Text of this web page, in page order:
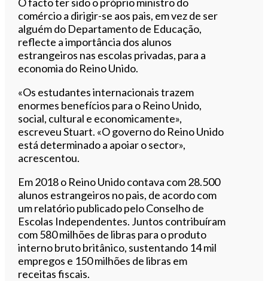
comércio a dirigir-se aos pais, em vez de ser
alguém do Departamento de Educação,
reflecte a importância dos alunos
estrangeiros nas escolas privadas, para a
economia do Reino Unido.
«Os estudantes internacionais trazem
enormes benefícios para o Reino Unido,
social, cultural e economicamente»,
escreveu Stuart. «O governo do Reino Unido
está determinado a apoiar o sector»,
acrescentou.
Em 2018 o Reino Unido contava com 28.500
alunos estrangeiros no pais, de acordo com
um relatório publicado pelo Conselho de
Escolas Independentes. Juntos contribuíram
com 580 milhões de libras para o produto
interno bruto britânico, sustentando 14 mil
empregos e 150 milhões de libras em
receitas fiscais.